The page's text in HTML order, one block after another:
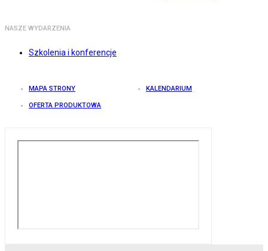
NASZE WYDARZENIA
Szkolenia i konferencje
MAPA STRONY KALENDARIUM
OFERTA PRODUKTOWA